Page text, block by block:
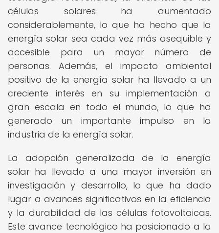
células solares ha aumentado
considerablemente, lo que ha hecho que la
energía solar sea cada vez más asequible y
accesible para un mayor número de
personas. Además, el impacto ambiental
positivo de la energía solar ha llevado a un
creciente interés en su implementación a
gran escala en todo el mundo, lo que ha
generado un importante impulso en la
industria de la energía solar.
La adopción generalizada de la energía
solar ha llevado a una mayor inversión en
investigación y desarrollo, lo que ha dado
lugar a avances significativos en la eficiencia
y la durabilidad de las células fotovoltaicas.
Este avance tecnológico ha posicionado a la